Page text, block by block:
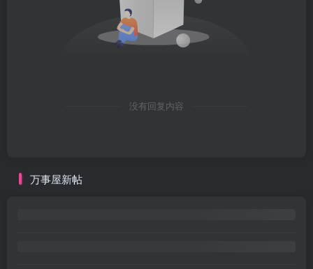
没有回复内容
万事屋新帖